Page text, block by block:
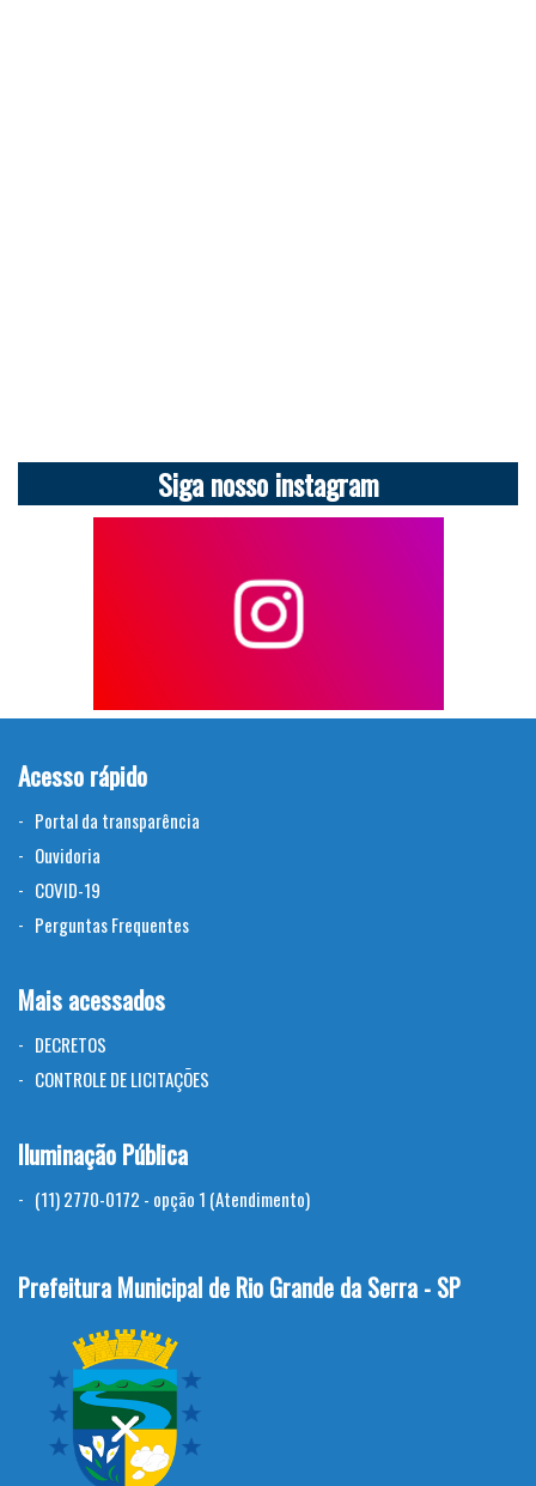
Siga nosso instagram
Acesso rápido
Portal da transparência
Ouvidoria
COVID-19
Perguntas Frequentes
Mais acessados
DECRETOS
CONTROLE DE LICITAÇÕES
Iluminação Pública
(11) 2770-0172 - opção 1 (Atendimento)
Prefeitura Municipal de Rio Grande da Serra - SP